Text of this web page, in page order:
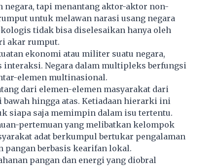
negara, tapi menantang aktor-aktor non-
untuk melawan narasi usang negara
tidak bisa diselesaikan hanya oleh
akar rumput.
ekonomi atau militer suatu negara,
Negara dalam multipleks berfungsi
elemen multinasional.
dari elemen-elemen masyarakat dari
hingga atas. Ketiadaan hierarki ini
siapa saja memimpin dalam isu tertentu.
pertemuan yang melibatkan kelompok
adat berkumpul bertukar pengalaman
pangan berbasis kearifan lokal.
pangan dan energi yang diobral